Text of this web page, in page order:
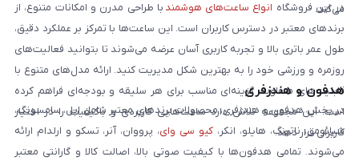
می‌کند.
در این فروشگاه انواع ساعت‌های هوشمند با طراحی مدرن و امکانات متنوع، از
برندهای معتبر در دسترس کاربران است. این ساعت‌ها با تمرکز بر عملکرد دقیق،
طول عمر باتری بالا و تجربه کاربری آسان عرضه می‌شوند تا بتوانید فعالیت‌های
روزمره و ورزشی خود را به بهترین شکل مدیریت کنید. ارائه مدل‌های متنوع با
قابلیت‌های متفاوت، گزینه‌ای مناسب برای هر سلیقه و بودجه‌ای فراهم کرده
است. این مجموعه تلاش دارد ساعت‌هایی کاربردی و باکیفیت را در اختیار
کاربران قرار دهد.
هدفون و هندزفری
در بخش هدفون و هندزفری، محصولات برندهای معتبر شامل اپل، سامسونگ،
شیائومی، ناتینگ، هایلو، انکر، کیو سی وای، پرووان، آنر، تسکو و ارلدام ارائه
می‌شوند. تمامی هدفون‌ها با کیفیت صوتی بالا، اصالت کالا و گارانتی معتبر